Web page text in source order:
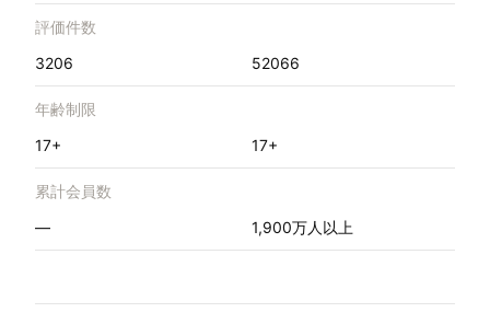
評価件数
3206
52066
年齢制限
17+
17+
累計会員数
—
1,900万人以上